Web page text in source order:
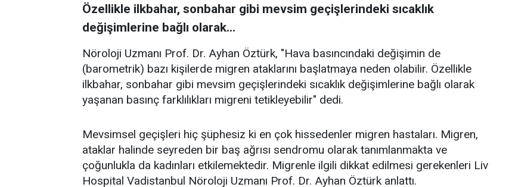
Özellikle ilkbahar, sonbahar gibi mevsim geçişlerindeki sıcaklık
değişimlerine bağlı olarak...
Nöroloji Uzmanı Prof. Dr. Ayhan Öztürk, "Hava basıncındaki değişimin de
(barometrik) bazı kişilerde migren ataklarını başlatmaya neden olabilir. Özellikle
ilkbahar, sonbahar gibi mevsim geçişlerindeki sıcaklık değişimlerine bağlı olarak
yaşanan basınç farklılıkları migreni tetikleyebilir" dedi.
Mevsimsel geçişleri hiç şüphesiz ki en çok hissedenler migren hastaları. Migren,
ataklar halinde seyreden bir baş ağrısı sendromu olarak tanımlanmakta ve
çoğunlukla da kadınları etkilemektedir. Migrenle ilgili dikkat edilmesi gerekenleri Liv
Hospital Vadistanbul Nöroloji Uzmanı Prof. Dr. Ayhan Öztürk anlattı.